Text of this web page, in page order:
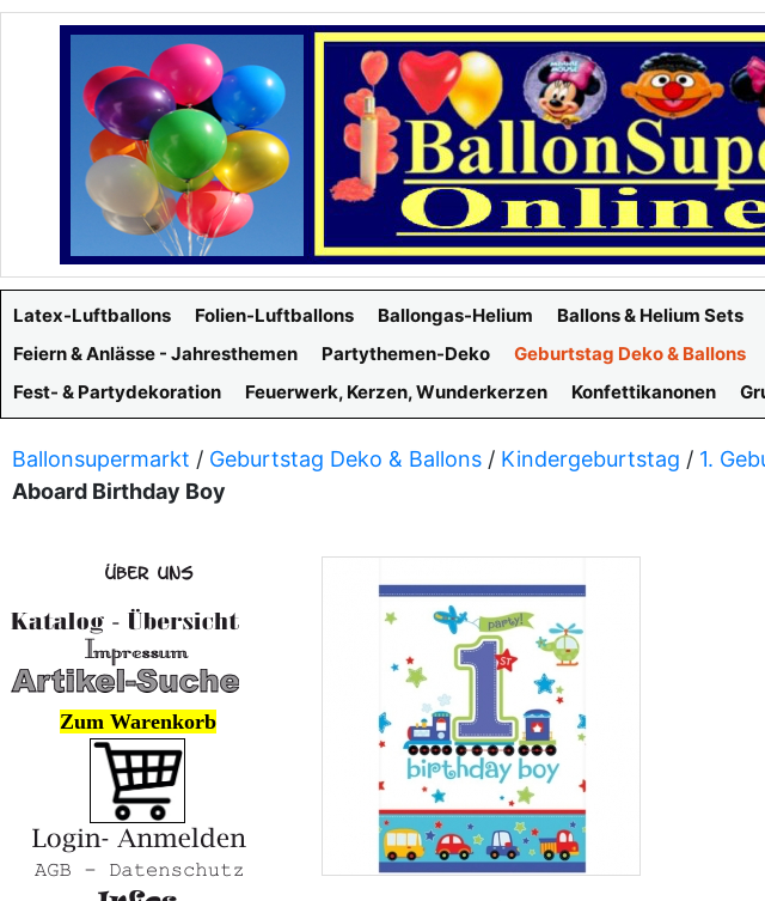
Latex-Luftballons Folien-Luftballons Ballongas-Helium Ballons & Helium Sets
Feiern & Anlässe - Jahresthemen
Partythemen-Deko Geburtstag Deko & Ballons
Fest- & Partydekoration
Feuerwerk, Kerzen, Wunderkerzen Konfettikanonen
Ballonsupermarkt / Geburtstag Deko & Ballons / Kindergeburtstag / 1.
Aboard Birthday Boy
Zum Warenkorb